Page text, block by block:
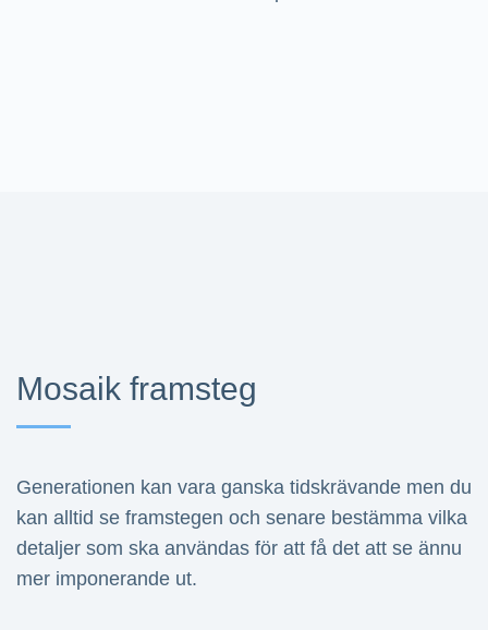
Mosaik framsteg
Generationen kan vara ganska tidskrävande men du
kan alltid se framstegen och senare bestämma vilka
detaljer som ska användas för att få det att se ännu
mer imponerande ut.